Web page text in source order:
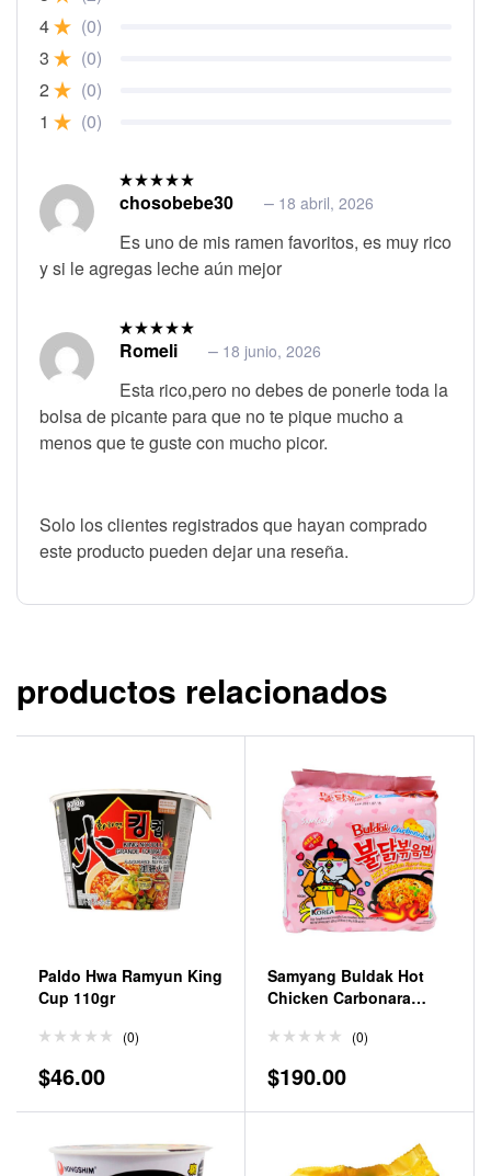
1 (0)
2 (0)
3 (0)
4 (0)
Valorado
en5de 5
chosobebe30 – 18 abril, 2026
Es uno de mis ramen favoritos, es muy rico
y si le agregas leche aún mejor
Valorado
en5de 5
Romeli – 18 junio, 2026
Esta rico,pero no debes de ponerle toda la
bolsa de picante para que no te pique mucho a
menos que te guste con mucho picor.
Solo los clientes registrados que hayan comprado
este producto pueden dejar una reseña.
productos relacionados
Paldo Hwa Ramyun King
Cup 110gr
(0)
$46.00
Samyang Buldak Hot
Chicken Carbonara
(0)
$190.00